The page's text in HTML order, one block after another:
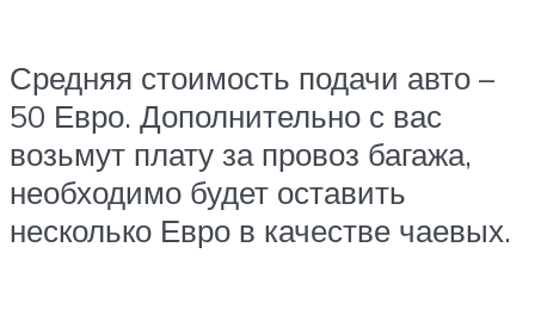
Средняя стоимость подачи авто –
50 Евро. Дополнительно с вас
возьмут плату за провоз багажа,
необходимо будет оставить
несколько Евро в качестве чаевых.